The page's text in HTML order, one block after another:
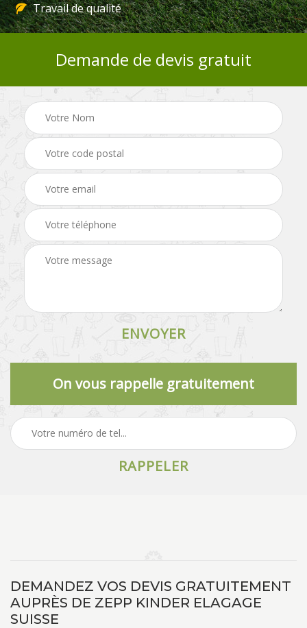
Travail de qualité
Demande de devis gratuit
On vous rappelle gratuitement
DEMANDEZ VOS DEVIS GRATUITEMENT
AUPRÈS DE ZEPP KINDER ELAGAGE
SUISSE